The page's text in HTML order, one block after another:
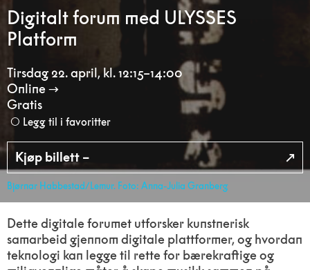
Digitalt forum med ULYSSES
Platform
Tirsdag 22. april,kl. 12:15–14:00
Online
Gratis
Legg til i favoritter
Kjøp billett –
Bjørnar Habbestad/Lemur. Foto: Anna-Julia Granberg
Dette digitale forumet utforsker kunstnerisk
samarbeid gjennom digitale plattformer, og hvordan
teknologi kan legge til rette for bærekraftige og